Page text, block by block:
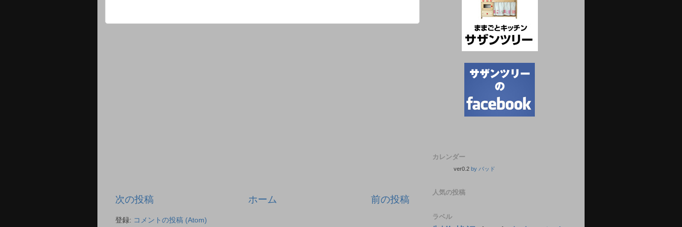
次の投稿 前の投稿
ホーム
登録: コメントの投稿 (Atom)
カレンダー
ver0.2 by バッド
人気の投稿
ラベル